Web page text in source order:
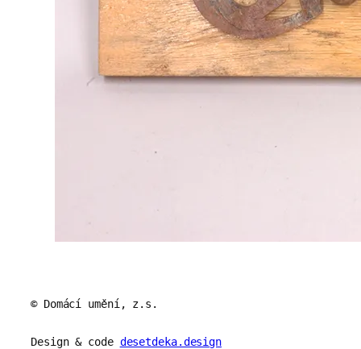
© Domácí umění, z.s.
Design & code desetdeka.design